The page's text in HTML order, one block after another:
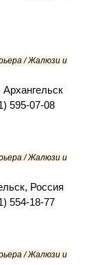
/ Жалюзи и
595-07-08
/ Жалюзи и
Россия
554-18-77
/ Жалюзи и